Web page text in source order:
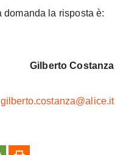
domanda la risposta è:
Gilberto Costanza
gilberto.costanza@alice.it